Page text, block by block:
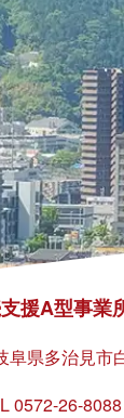
援A型事業
県多治見市
0572-26-8088